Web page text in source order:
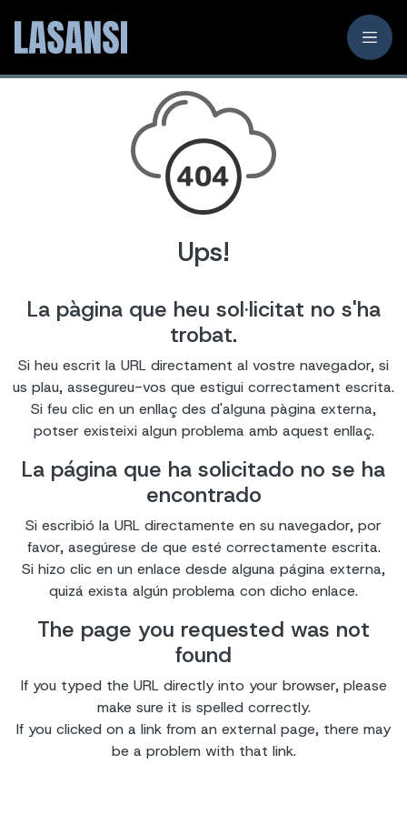
Ups!
La pàgina que heu sol·licitat no s'ha
trobat.
Si heu escrit la URL directament al vostre navegador, si
us plau, assegureu-vos que estigui correctament escrita.
Si feu clic en un enllaç des d'alguna pàgina externa,
potser existeixi algun problema amb aquest enllaç.
La página que ha solicitado no se ha
encontrado
Si escribió la URL directamente en su navegador, por
favor, asegúrese de que esté correctamente escrita.
Si hizo clic en un enlace desde alguna página externa,
quizá exista algún problema con dicho enlace.
The page you requested was not
found
If you typed the URL directly into your browser, please
make sure it is spelled correctly.
If you clicked on a link from an external page, there may
be a problem with that link.